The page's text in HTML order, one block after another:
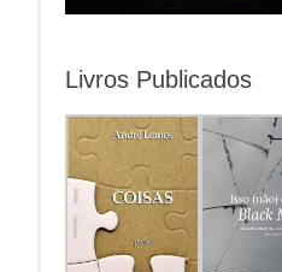
Livros Publicados